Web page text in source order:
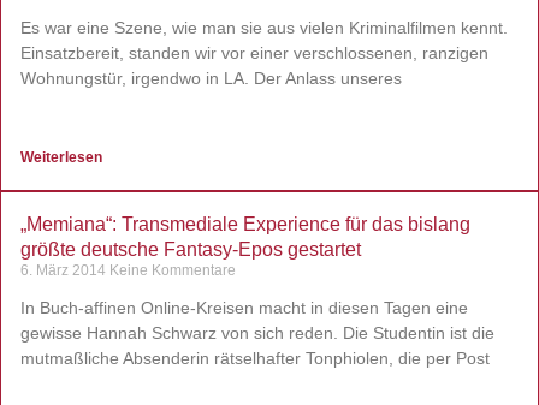
Es war eine Szene, wie man sie aus vielen Kriminalfilmen kennt.
Einsatzbereit, standen wir vor einer verschlossenen, ranzigen
Wohnungstür, irgendwo in LA. Der Anlass unseres
Weiterlesen
„Memiana“: Transmediale Experience für das bislang
größte deutsche Fantasy-Epos gestartet
6. März 2014 Keine Kommentare
In Buch-affinen Online-Kreisen macht in diesen Tagen eine
gewisse Hannah Schwarz von sich reden. Die Studentin ist die
mutmaßliche Absenderin rätselhafter Tonphiolen, die per Post